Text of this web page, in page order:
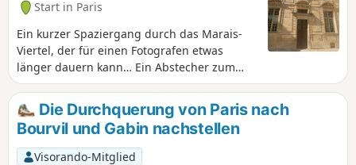
gallorömischen Zeit bis zum Mittelalter
zu entdecken.
Start in Paris
Ein kurzer Spaziergang durch das Marais-
Viertel, der für einen Fotografen etwas
länger dauern kann… Ein Abstecher zum
Nationalarchiv (Hôtel de Soubise und seine
Gärten) ist möglich und sogar
empfehlenswert. Allerdings sind bestimmte
Teile der Gärten im Jahr 2025 aufgrund von
Bauarbeiten nicht zugänglich.
Die Durchquerung von Paris nach
Bourvil und Gabin nachstellen
Visorando-Mitglied